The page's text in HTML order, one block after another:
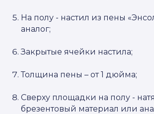
На полу - настил из пены
аналог;
Закрытые ячейки настила;
Толщина пены – от 1 дюйма;
Сверху площадки на полу -
брезентовый материал или